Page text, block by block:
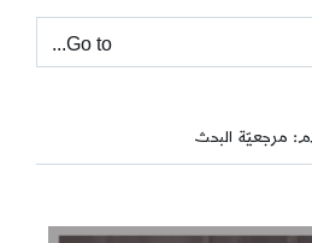
Go to...
مرجعيّة البحث